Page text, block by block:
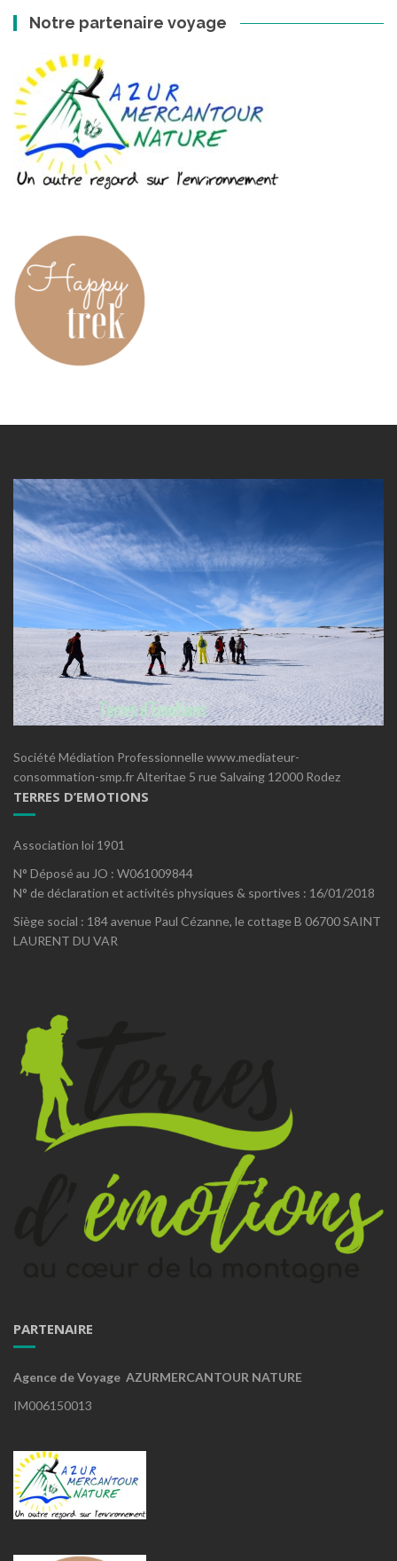
Notre partenaire voyage
Société Médiation Professionnelle www.mediateur-
consommation-smp.fr Alteritae 5 rue Salvaing 12000 Rodez
TERRES D’EMOTIONS
Association loi 1901
N° Déposé au JO : W061009844
N° de déclaration et activités physiques & sportives : 16/01/2018
Siège social : 184 avenue Paul Cézanne, le cottage B 06700 SAINT
LAURENT DU VAR
PARTENAIRE
Agence de Voyage AZURMERCANTOUR NATURE
IM006150013